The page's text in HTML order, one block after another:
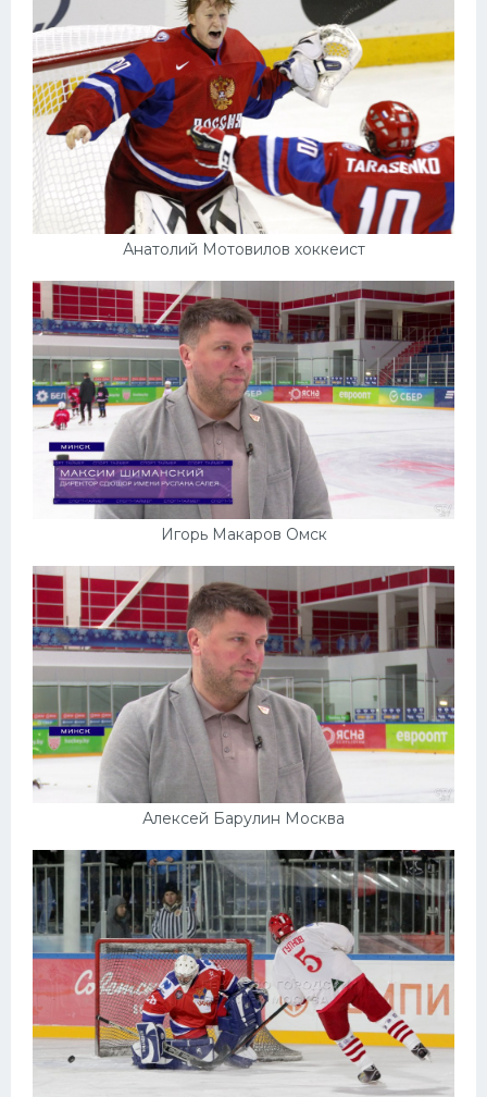
Анатолий Мотовилов хоккеист
Игорь Макаров Омск
Алексей Барулин Москва